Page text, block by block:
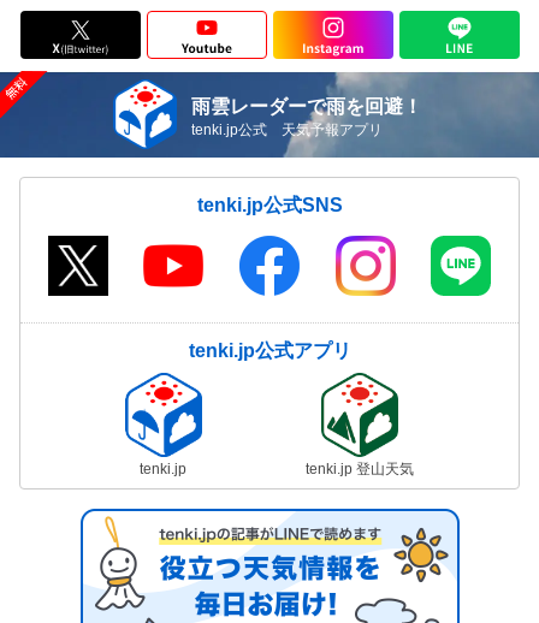
雨雲レーダーで雨を回避！
tenki.jp公式 天気予報アプリ
tenki.jp公式SNS
tenki.jp公式アプリ
tenki.jp tenki.jp 登山天気